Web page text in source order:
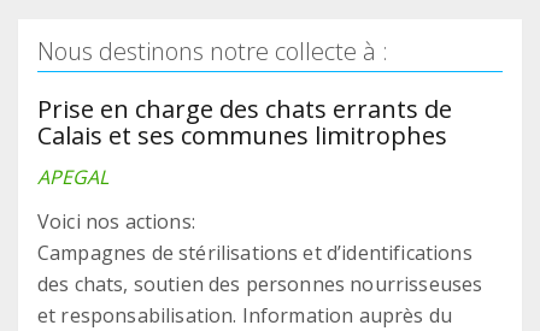
Nous destinons notre collecte à :
Prise en charge des chats errants de
Calais et ses communes limitrophes
APEGAL
Voici nos actions:
Campagnes de stérilisations et d’identifications
des chats, soutien des personnes nourrisseuses
et responsabilisation. Information auprès du